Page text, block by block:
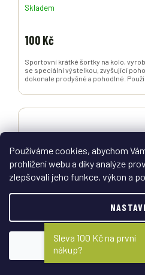
Používáme cookies, abychom
prohlížení webu a díky analýze
zlepšovali jeho funkce, výkon a
Skladem
100 Kč
Sportovní krátké šortky na kolo,
se speciální výstelkou, zvyšující
dokonale prodyšné a pohodlné.
Sleva 100 Kč na první
nákup?